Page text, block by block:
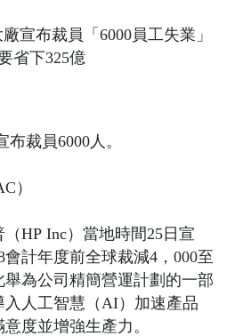
裁員6000人。
）
HP Inc）當地時間25日宣
計年度前全球裁減4，000至
舉為公司精簡營運計劃的一部
人工智慧（AI）加速產品
度並增強生產力。